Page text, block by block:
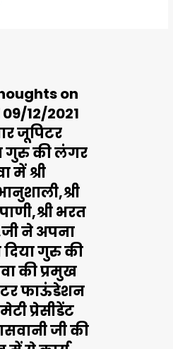
on
12/2021
जूपिटर
गुरु की लंगर
में श्री
भरत
ने अपना
गुरु की
की प्रमुख
फाऊंडेशन
प्रेसीडेंट
जी की